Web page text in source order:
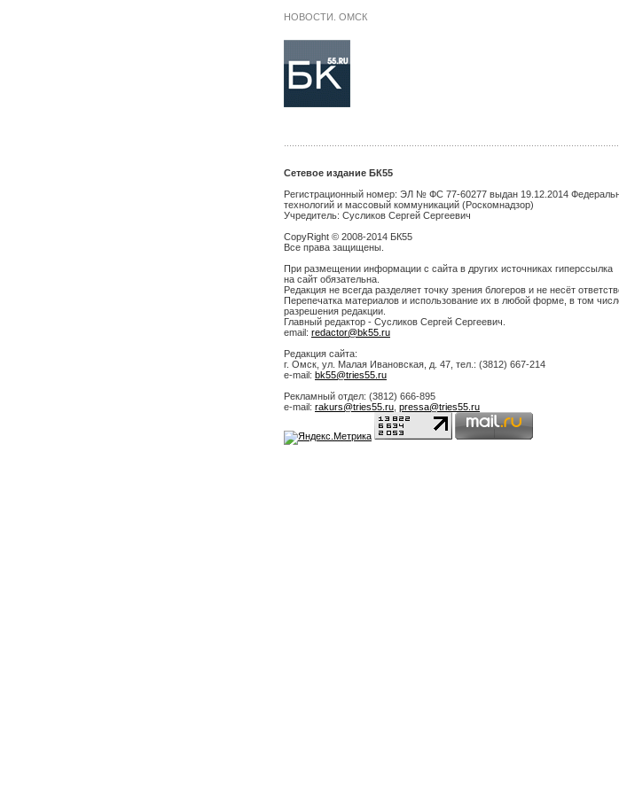
НОВОСТИ. ОМСК
Сетевое издание БК55
Регистрационный номер: ЭЛ № ФС 77-60277 выдан 19.12.2014
технологий и массовый коммуникаций (Роскомнадзор)
Учредитель: Сусликов Сергей Сергеевич
CopyRight © 2008-2014 БК55
Все права защищены.
При размещении информации с сайта в других источниках гиперссылка
на сайт обязательна.
Редакция не всегда разделяет точку зрения блогеров и не несёт
Перепечатка материалов и использование их в любой форме, в том
разрешения редакции.
Главный редактор - Сусликов Сергей Сергеевич.
email: redactor@bk55.ru
Редакция сайта:
г. Омск, ул. Малая Ивановская, д. 47, тел.: (3812) 667-214
e-mail: bk55@tries55.ru
Рекламный отдел: (3812) 666-895
e-mail: rakurs@tries55.ru pressa@tries55.ru